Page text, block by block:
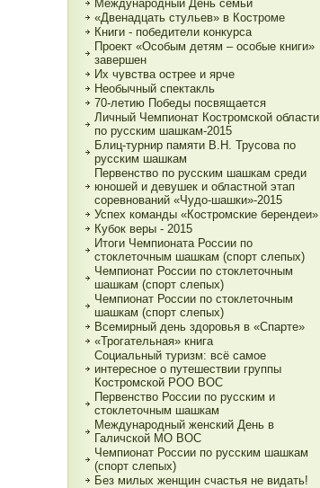
Международный День семьи
«Двенадцать стульев» в Костроме
Книги - победители конкурса
Проект «Особым детям – особые книги»
завершен
Их чувства острее и ярче
Необычный спектакль
70-летию Победы посвящается
Личный Чемпионат Костромской области
по русским шашкам-2015
Блиц-турнир памяти В.Н. Трусова по
русским шашкам
Первенство по русским шашкам среди
юношей и девушек и областной этап
соревнований «Чудо-шашки»-2015
Успех команды «Костромские берендеи»
Кубок веры - 2015
Итоги Чемпионата России по
стоклеточным шашкам (спорт слепых)
Чемпионат России по стоклеточным
шашкам (спорт слепых)
Чемпионат России по стоклеточным
шашкам (спорт слепых)
Всемирный день здоровья в «Спарте»
«Трогательная» книга
Социальный туризм: всё самое
интересное о путешествии группы
Костромской РОО ВОС
Первенство России по русским и
стоклеточным шашкам
Международный женский День в
Галичской МО ВОС
Чемпионат России по русским шашкам
(спорт слепых)
Без милых женщин счастья не видать!